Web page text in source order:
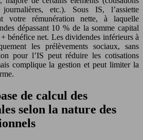
journalières, etc.). Sous IS, l’assiette
votre rémunération nette, à laquelle
dépassant 10 % de la somme capital
bénéfice net. Les dividendes inférieurs à
les prélèvements sociaux, sans
pour l’IS peut réduire les cotisations
complique la gestion et peut limiter la
de calcul des
selon la nature des